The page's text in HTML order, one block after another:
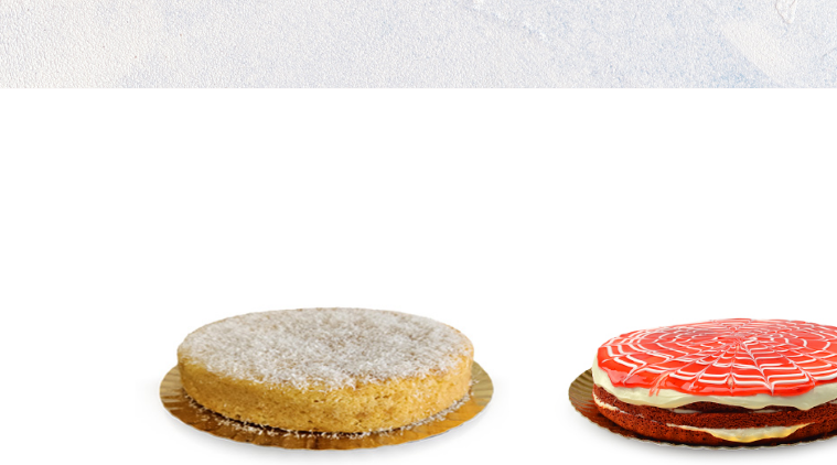
BOLO DE CÔCO E
LIMÃO
Bolos
RED VELVET
Bolos